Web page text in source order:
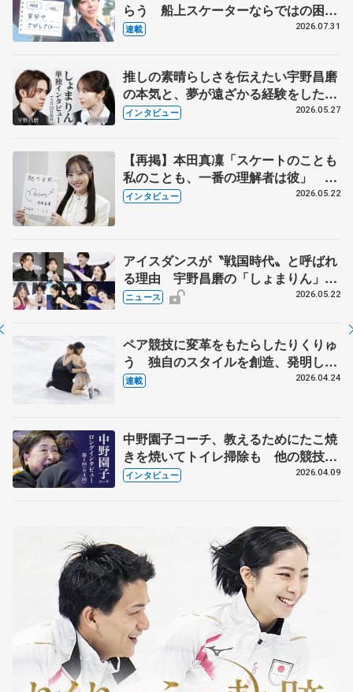
らう 船上スケーターならではの困難
とは 影響あったPIW前キャプテン松
連載 2026.07.31
推しの素晴らしさを伝えたい宇野昌磨
の本気と、夢が遠ざかる経験をした本
田真凜の覚悟
インタビュー 2026.05.27
【再掲】本田真凜「スケートのことも
私のことも、一番の理解者は彼」 引
退時の単独インタビューで語った競技
インタビュー 2026.05.22
アイスダンスが〝戦国時代〟と呼ばれ
る理由 宇野昌磨の「しょまりん」ら
実力者が相次いで参戦 国内の競争激
ニュース 2026.05.22
ペア競技に変革をもたらしたりくりゅ
う 独自のスタイルを創造、発明した
【引退発表後②】
連載 2026.04.24
中野園子コーチ、教えるためにたこ焼
きを焼いてトイレ掃除も 他の競技に
も通用するという坂本花織の筋肉
インタビュー 2026.04.09